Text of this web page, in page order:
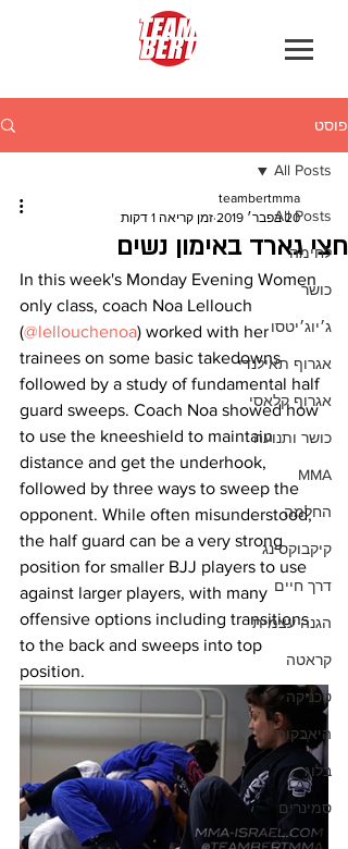
פוסט
All Posts
לחימה
כושר
ג׳יוג׳יטסו
אגרוף תאילנדי
אגרוף קלאסי
כושר ותנועה
MMA
החלמה
קיקבוקסינג
דרך חיים
הגנה עצמית
קראטה
טכניקה
היאבקות
בלוג
סמינרים
All Posts
חצי גארד באימון נשים
teambertmma
20 בפבר׳ 2019
זמן קריאה 1 דקות
In this week's Monday Evening Women
only class, coach Noa Lellouch
(@lellouchenoa) worked with her
trainees on some basic takedowns
followed by a study of fundamental half
guard sweeps. Coach Noa showed how
to use the kneeshield to maintain
distance and get the underhook,
followed by three ways to sweep the
opponent. While often misunderstood,
the half guard can be a very strong
position for smaller BJJ players to use
against larger players, with many
offensive options including transitions
to the back and sweeps into top
position.